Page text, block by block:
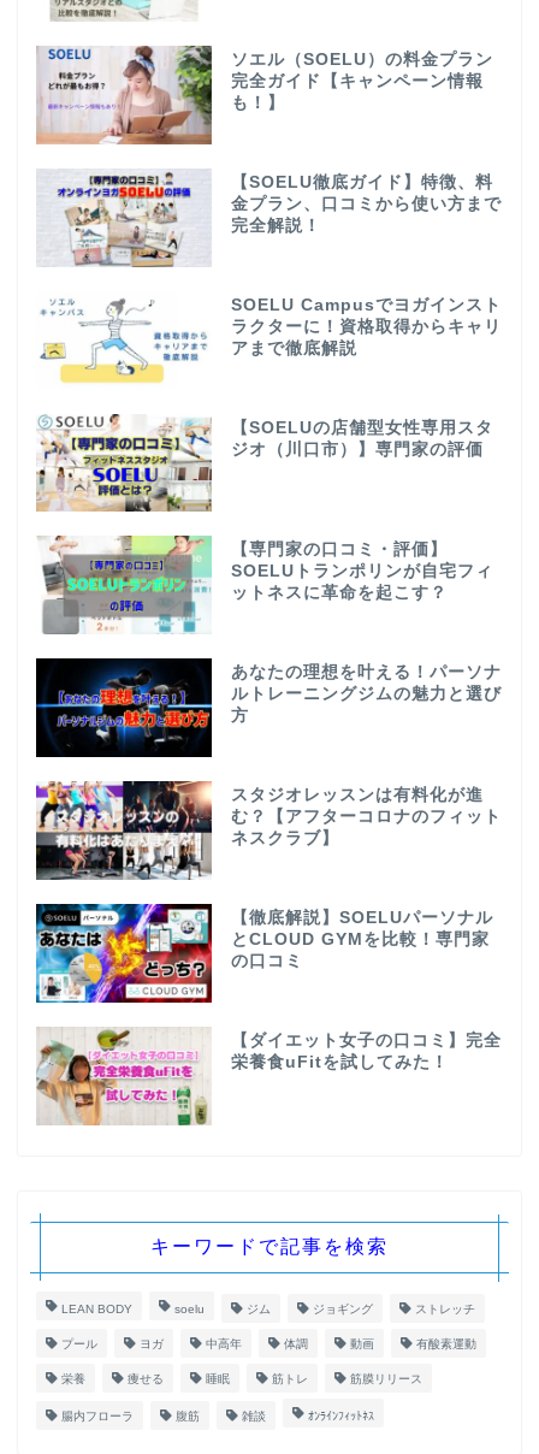
ソエル（SOELU）の料金プラン
完全ガイド【キャンペーン情報
も！】
【SOELU徹底ガイド】特徴、料
金プラン、口コミから使い方まで
完全解説！
SOELU Campusでヨガインスト
ラクターに！資格取得からキャリ
アまで徹底解説
【SOELUの店舗型女性専用スタ
ジオ（川口市）】専門家の評価
【専門家の口コミ・評価】
SOELUトランポリンが自宅フィ
ットネスに革命を起こす？
あなたの理想を叶える！パーソナ
ルトレーニングジムの魅力と選び
方
スタジオレッスンは有料化が進
む？【アフターコロナのフィット
ネスクラブ】
【徹底解説】SOELUパーソナル
とCLOUD GYMを比較！専門家
の口コミ
【ダイエット女子の口コミ】完全
栄養食uFitを試してみた！
キーワードで記事を検索
LEAN BODY soelu ジム ジョギング ストレッチ
プール ヨガ 中高年 体調 動画 有酸素運動
栄養 痩せる 睡眠 筋トレ 筋膜リリース
腸内フローラ 腹筋 雑談 ｵﾝﾗｲﾝﾌｨｯﾄﾈｽ